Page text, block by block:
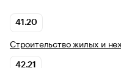
41.20
Строительство жилых и
42.21